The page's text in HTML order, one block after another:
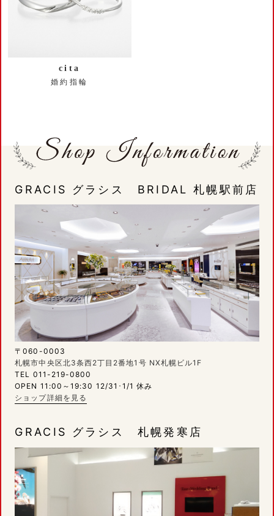
cita
婚約指輪
GRACIS グラシス BRIDAL 札幌駅前店
〒060-0003
札幌市中央区北3条西2丁目2番地1号 NX札幌ビル1F
TEL 011-219-0800
OPEN 11:00～19:30 12/31･1/1 休み
ショップ詳細を見る
GRACIS グラシス 札幌発寒店